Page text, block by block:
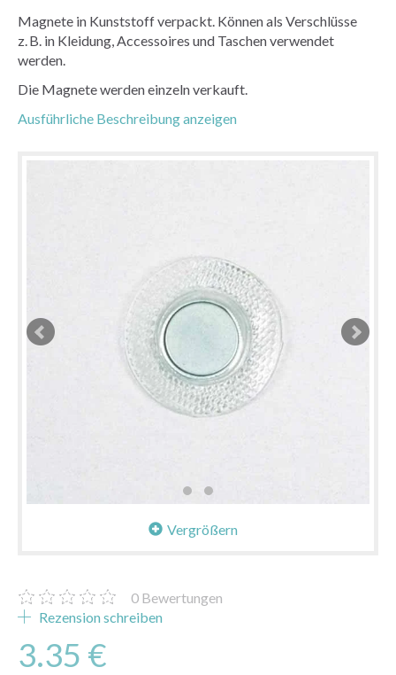
Magnete in Kunststoff verpackt. Können als Verschlüsse
z. B. in Kleidung, Accessoires und Taschen verwendet
werden.
Die Magnete werden einzeln verkauft.
Ausführliche Beschreibung anzeigen
Vergrößern
0 Bewertungen
Rezension schreiben
3.35 €